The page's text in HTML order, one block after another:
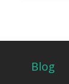
Blog